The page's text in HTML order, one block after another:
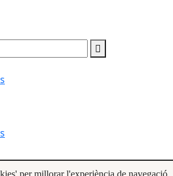
per millorar l'experiència de navegació.